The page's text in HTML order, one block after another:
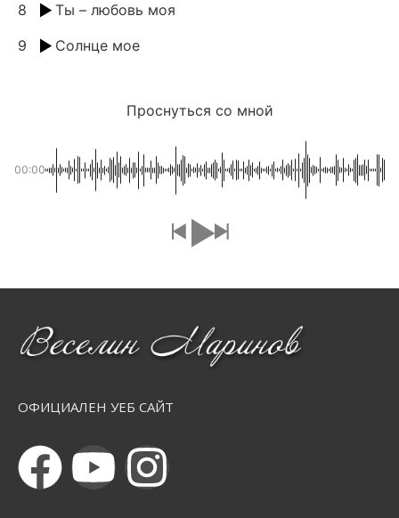
8
Ты – любовь моя
9
Солнце мое
Проснуться со мной
00:00
ОФИЦИАЛЕН УЕБ САЙТ